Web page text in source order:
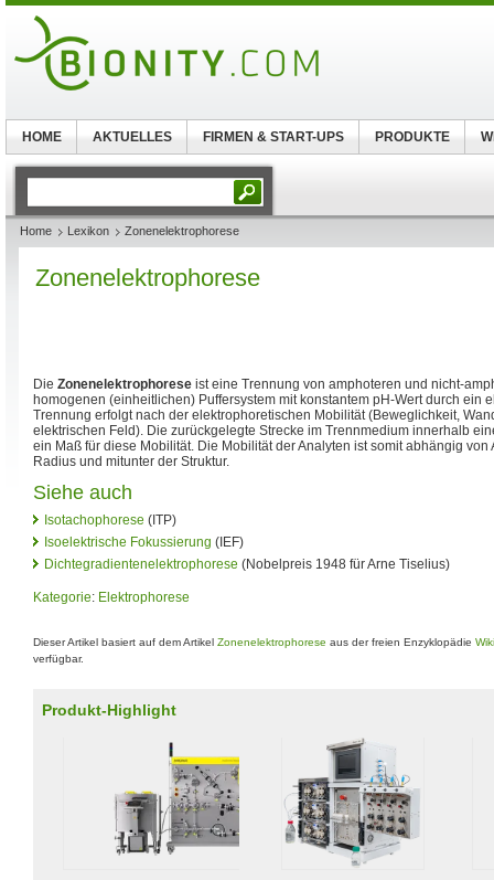
Home Lexikon Zonenelektrophorese
Zonenelektrophorese
Die Zonenelektrophorese ist eine Trennung von amphoteren und nicht-
homogenen (einheitlichen) Puffersystem mit konstantem pH-Wert durch ein
Trennung erfolgt nach der elektrophoretischen Mobilität (Beweglichkeit,
elektrischen Feld). Die zurückgelegte Strecke im Trennmedium innerhalb
ein Maß für diese Mobilität. Die Mobilität der Analyten ist somit abhängig von
Radius und mitunter der Struktur.
Siehe auch
Isotachophorese (ITP)
Isoelektrische Fokussierung (IEF)
Dichtegradientenelektrophorese (Nobelpreis 1948 für Arne Tiselius)
Kategorie: Elektrophorese
Dieser Artikel basiert auf dem Artikel Zonenelektrophorese aus der freien Enzyklopädie
verfügbar.
Produkt-Highlight
HOME AKTUELLES FIRMEN & START-UPS PRODUKTE